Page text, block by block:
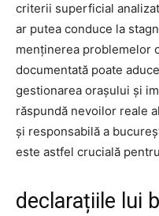
criterii superficial
ar putea conduce la
menținerea problemelor
documentată poate
gestionarea orașului și
răspundă nevoilor reale
și responsabilă a
este astfel crucială
declarațiile lui